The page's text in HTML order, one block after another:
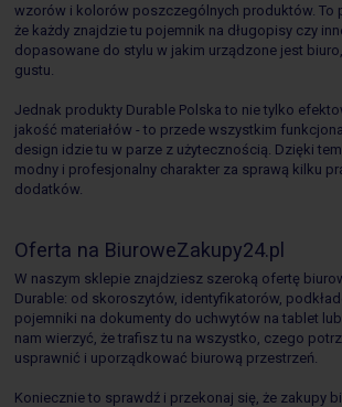
wzorów i kolorów poszczególnych produktów. To
że każdy znajdzie tu pojemnik na długopisy czy
dopasowane do stylu w jakim urządzone jest
gustu.
Jednak produkty Durable Polska to nie tylko
jakość materiałów - to przede wszystkim
design idzie tu w parze z użytecznością. Dzięki
modny i profesjonalny charakter za sprawą kilku
dodatków.
Oferta na BiuroweZakupy24.pl
W naszym sklepie znajdziesz szeroką ofertę
Durable: od skoroszytów, identyfikatorów,
pojemniki na dokumenty do uchwytów na tablet
nam wierzyć, że trafisz tu na wszystko, czego
usprawnić i uporządkować biurową przestrzeń.
Koniecznie to sprawdź i przekonaj się, że zakupy